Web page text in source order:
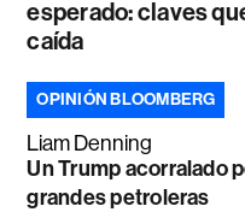
esperado: claves
caída
OPINIÓN BLOOMBERG
Liam Denning
Un Trump acorralado
grandes petroleras